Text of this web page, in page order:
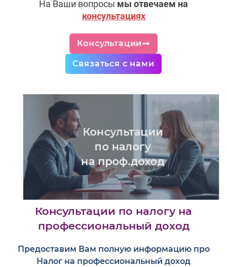
На Ваши вопросы мы отвечаем на
консультациях
Консультации
Связаться с нами
Консультации по налогу на
профессиональный доход
Предоставим Вам полную информацию про
Налог на профессиональный доход